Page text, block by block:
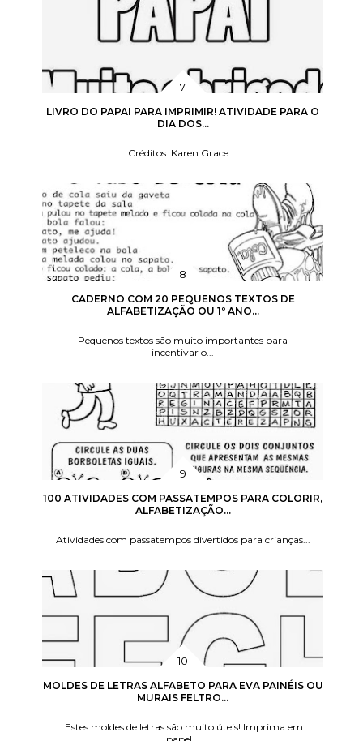
LIVRO DO PAPAI PARA IMPRIMIR! ATIVIDADE PARA O
DIA DOS...
Créditos: Karen Grace ...
CADERNO COM 20 PEQUENOS TEXTOS DE
ALFABETIZAÇÃO OU 1º ANO...
Pequenos textos são muito importantes para
incentivar o...
100 ATIVIDADES COM PASSATEMPOS PARA COLORIR,
ALFABETIZAÇÃO...
Atividades com passatempos divertidos para crianças...
MOLDES DE LETRAS ALFABETO PARA EVA PAINÉIS OU
MURAIS FELTRO...
Estes moldes de letras são muito úteis! Imprima em